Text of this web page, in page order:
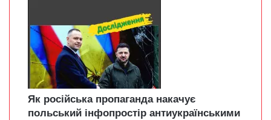
Як російська пропаганда накачує
польський інфопростір антиукраїнськими